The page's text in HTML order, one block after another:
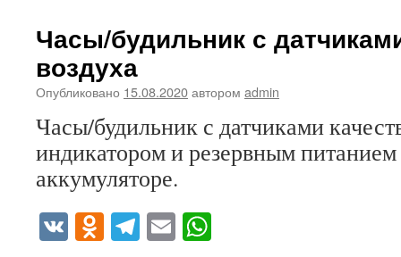
Часы/будильник с
воздуха
Опубликовано 15.08.2020автором admin
Часы/будильник с датчиками
индикатором и резервным
аккумуляторе.
VKOdnoklassniki
Telegram
Email